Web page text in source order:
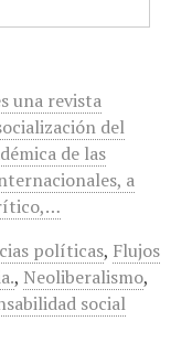
una revista
del
de las
a
políticas, Flujos
, Neoliberalismo,
social